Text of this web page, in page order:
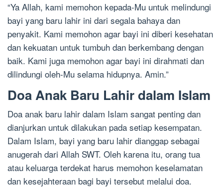
“Ya Allah, kami memohon kepada-Mu untuk melindungi
bayi yang baru lahir ini dari segala bahaya dan
penyakit. Kami memohon agar bayi ini diberi kesehatan
dan kekuatan untuk tumbuh dan berkembang dengan
baik. Kami juga memohon agar bayi ini dirahmati dan
dilindungi oleh-Mu selama hidupnya. Amin.”
Doa Anak Baru Lahir dalam Islam
Doa anak baru lahir dalam Islam sangat penting dan
dianjurkan untuk dilakukan pada setiap kesempatan.
Dalam Islam, bayi yang baru lahir dianggap sebagai
anugerah dari Allah SWT. Oleh karena itu, orang tua
atau keluarga terdekat harus memohon keselamatan
dan kesejahteraan bagi bayi tersebut melalui doa.